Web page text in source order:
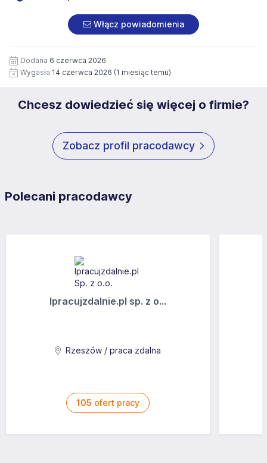
dokumentach aplikacyjnych (w tym wizerunku), na
potrzeby przyszłych rekrutacji przez okres 12 miesięcy.
Zgoda jest dobrowolna i może być w każdym czasie
wycofana.
Włącz powiadomienia
Dodana 6 czerwca 2026
Wygasła 14 czerwca 2026 (1 miesiąc temu)
Chcesz dowiedzieć się więcej o firmie?
Zobacz profil pracodawcy
Polecani pracodawcy
Ipracujzdalnie.pl sp. z o...
Rzeszów / praca zdalna
105 ofert pracy